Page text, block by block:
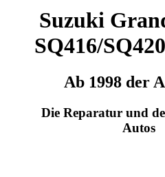
Suzuki
SQ416/
Ab 1998 der
Die Reparatur und
Autos